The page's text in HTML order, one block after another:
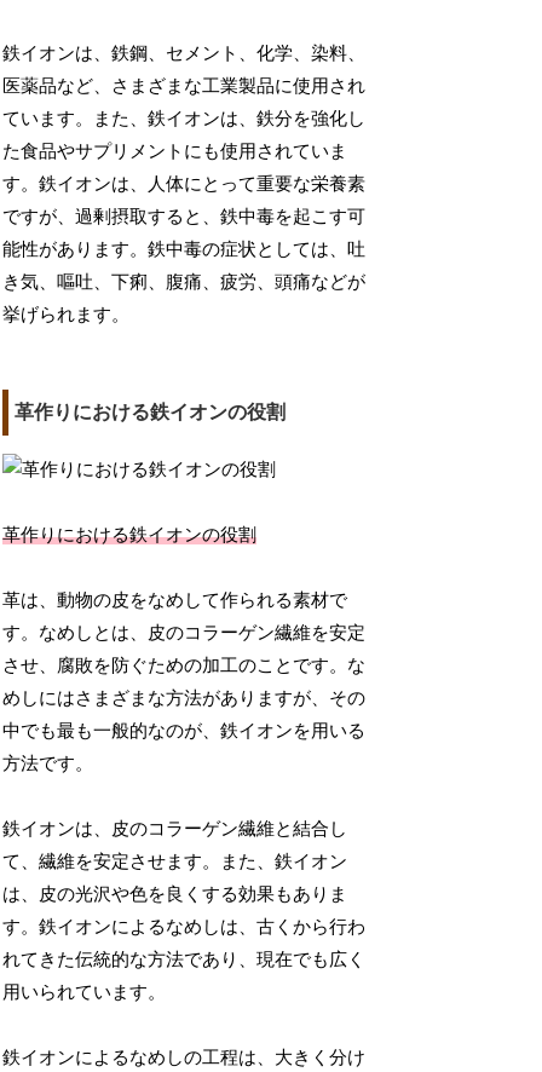
鉄イオンは、鉄鋼、セメント、化学、染料、
医薬品など、さまざまな工業製品に使用され
ています。また、鉄イオンは、鉄分を強化し
た食品やサプリメントにも使用されていま
す。鉄イオンは、人体にとって重要な栄養素
ですが、過剰摂取すると、鉄中毒を起こす可
能性があります。鉄中毒の症状としては、吐
き気、嘔吐、下痢、腹痛、疲労、頭痛などが
挙げられます。
革作りにおける鉄イオンの役割
革作りにおける鉄イオンの役割
革は、動物の皮をなめして作られる素材で
す。なめしとは、皮のコラーゲン繊維を安定
させ、腐敗を防ぐための加工のことです。な
めしにはさまざまな方法がありますが、その
中でも最も一般的なのが、鉄イオンを用いる
方法です。
鉄イオンは、皮のコラーゲン繊維と結合し
て、繊維を安定させます。また、鉄イオン
は、皮の光沢や色を良くする効果もありま
す。鉄イオンによるなめしは、古くから行わ
れてきた伝統的な方法であり、現在でも広く
用いられています。
鉄イオンによるなめしの工程は、大きく分け